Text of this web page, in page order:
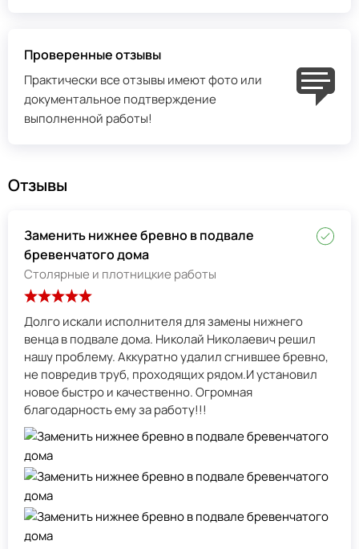
Проверенные отзывы
Практически все отзывы имеют фото или
документальное подтверждение
выполненной работы!
Отзывы
Заменить нижнее бревно в подвале
бревенчатого дома
Столярные и плотницкие работы
Долго искали исполнителя для замены нижнего
венца в подвале дома. Николай Николаевич решил
нашу проблему. Аккуратно удалил сгнившее бревно,
не повредив труб, проходящих рядом.И установил
новое быстро и качественно. Огромная
благодарность ему за работу!!!